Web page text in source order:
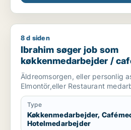
Ibrahim søger job som
8 d siden
Ibrahim søger job som
køkkenmedarbejder /
hotelmedarbejder
Äldreomsorgen, eller personlig
Elmontör,eller Restaurant
Type
Køkkenmedarbejder,
Hotelmedarbejder